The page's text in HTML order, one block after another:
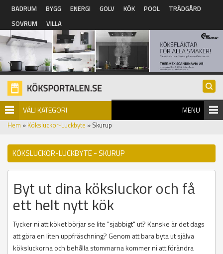
Hoppa till huvudinnehåll
BADRUM BYGG ENERGI GOLV KÖK POOL
TRÄDGÅRD
SOVRUM
VILLA
VÄLJ KATEGORI MENU
Hem » Köksluckor-Luckbyte » Skurup
KÖKSLUCKOR-LUCKBYTE - SKURUP
Byt ut dina köksluckor och få
ett helt nytt kök
Tycker ni att köket börjar se lite "sjabbigt" ut? Kanske är det dags
att göra en liten uppfräschning? Genom att bara byta ut själva
köksluckorna och behålla stommarna kommer ni att förändra